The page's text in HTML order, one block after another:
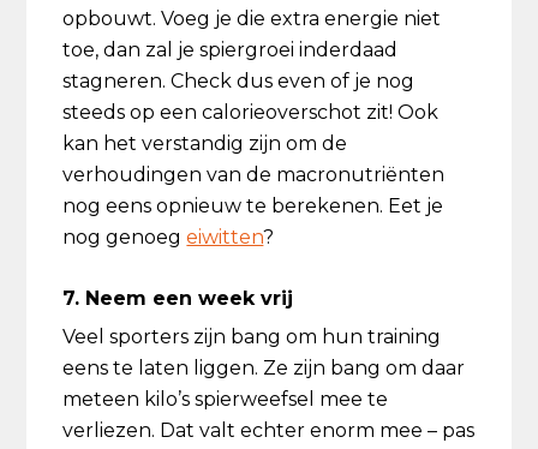
opbouwt. Voeg je die extra energie niet
toe, dan zal je spiergroei inderdaad
stagneren. Check dus even of je nog
steeds op een calorieoverschot zit! Ook
kan het verstandig zijn om de
verhoudingen van de macronutriënten
nog eens opnieuw te berekenen. Eet je
nog genoegeiwitten?
7. Neem een week vrij
Veel sporters zijn bang om hun training
eens te laten liggen. Ze zijn bang om daar
meteen kilo’s spierweefsel mee te
verliezen. Dat valt echter enorm mee – pas